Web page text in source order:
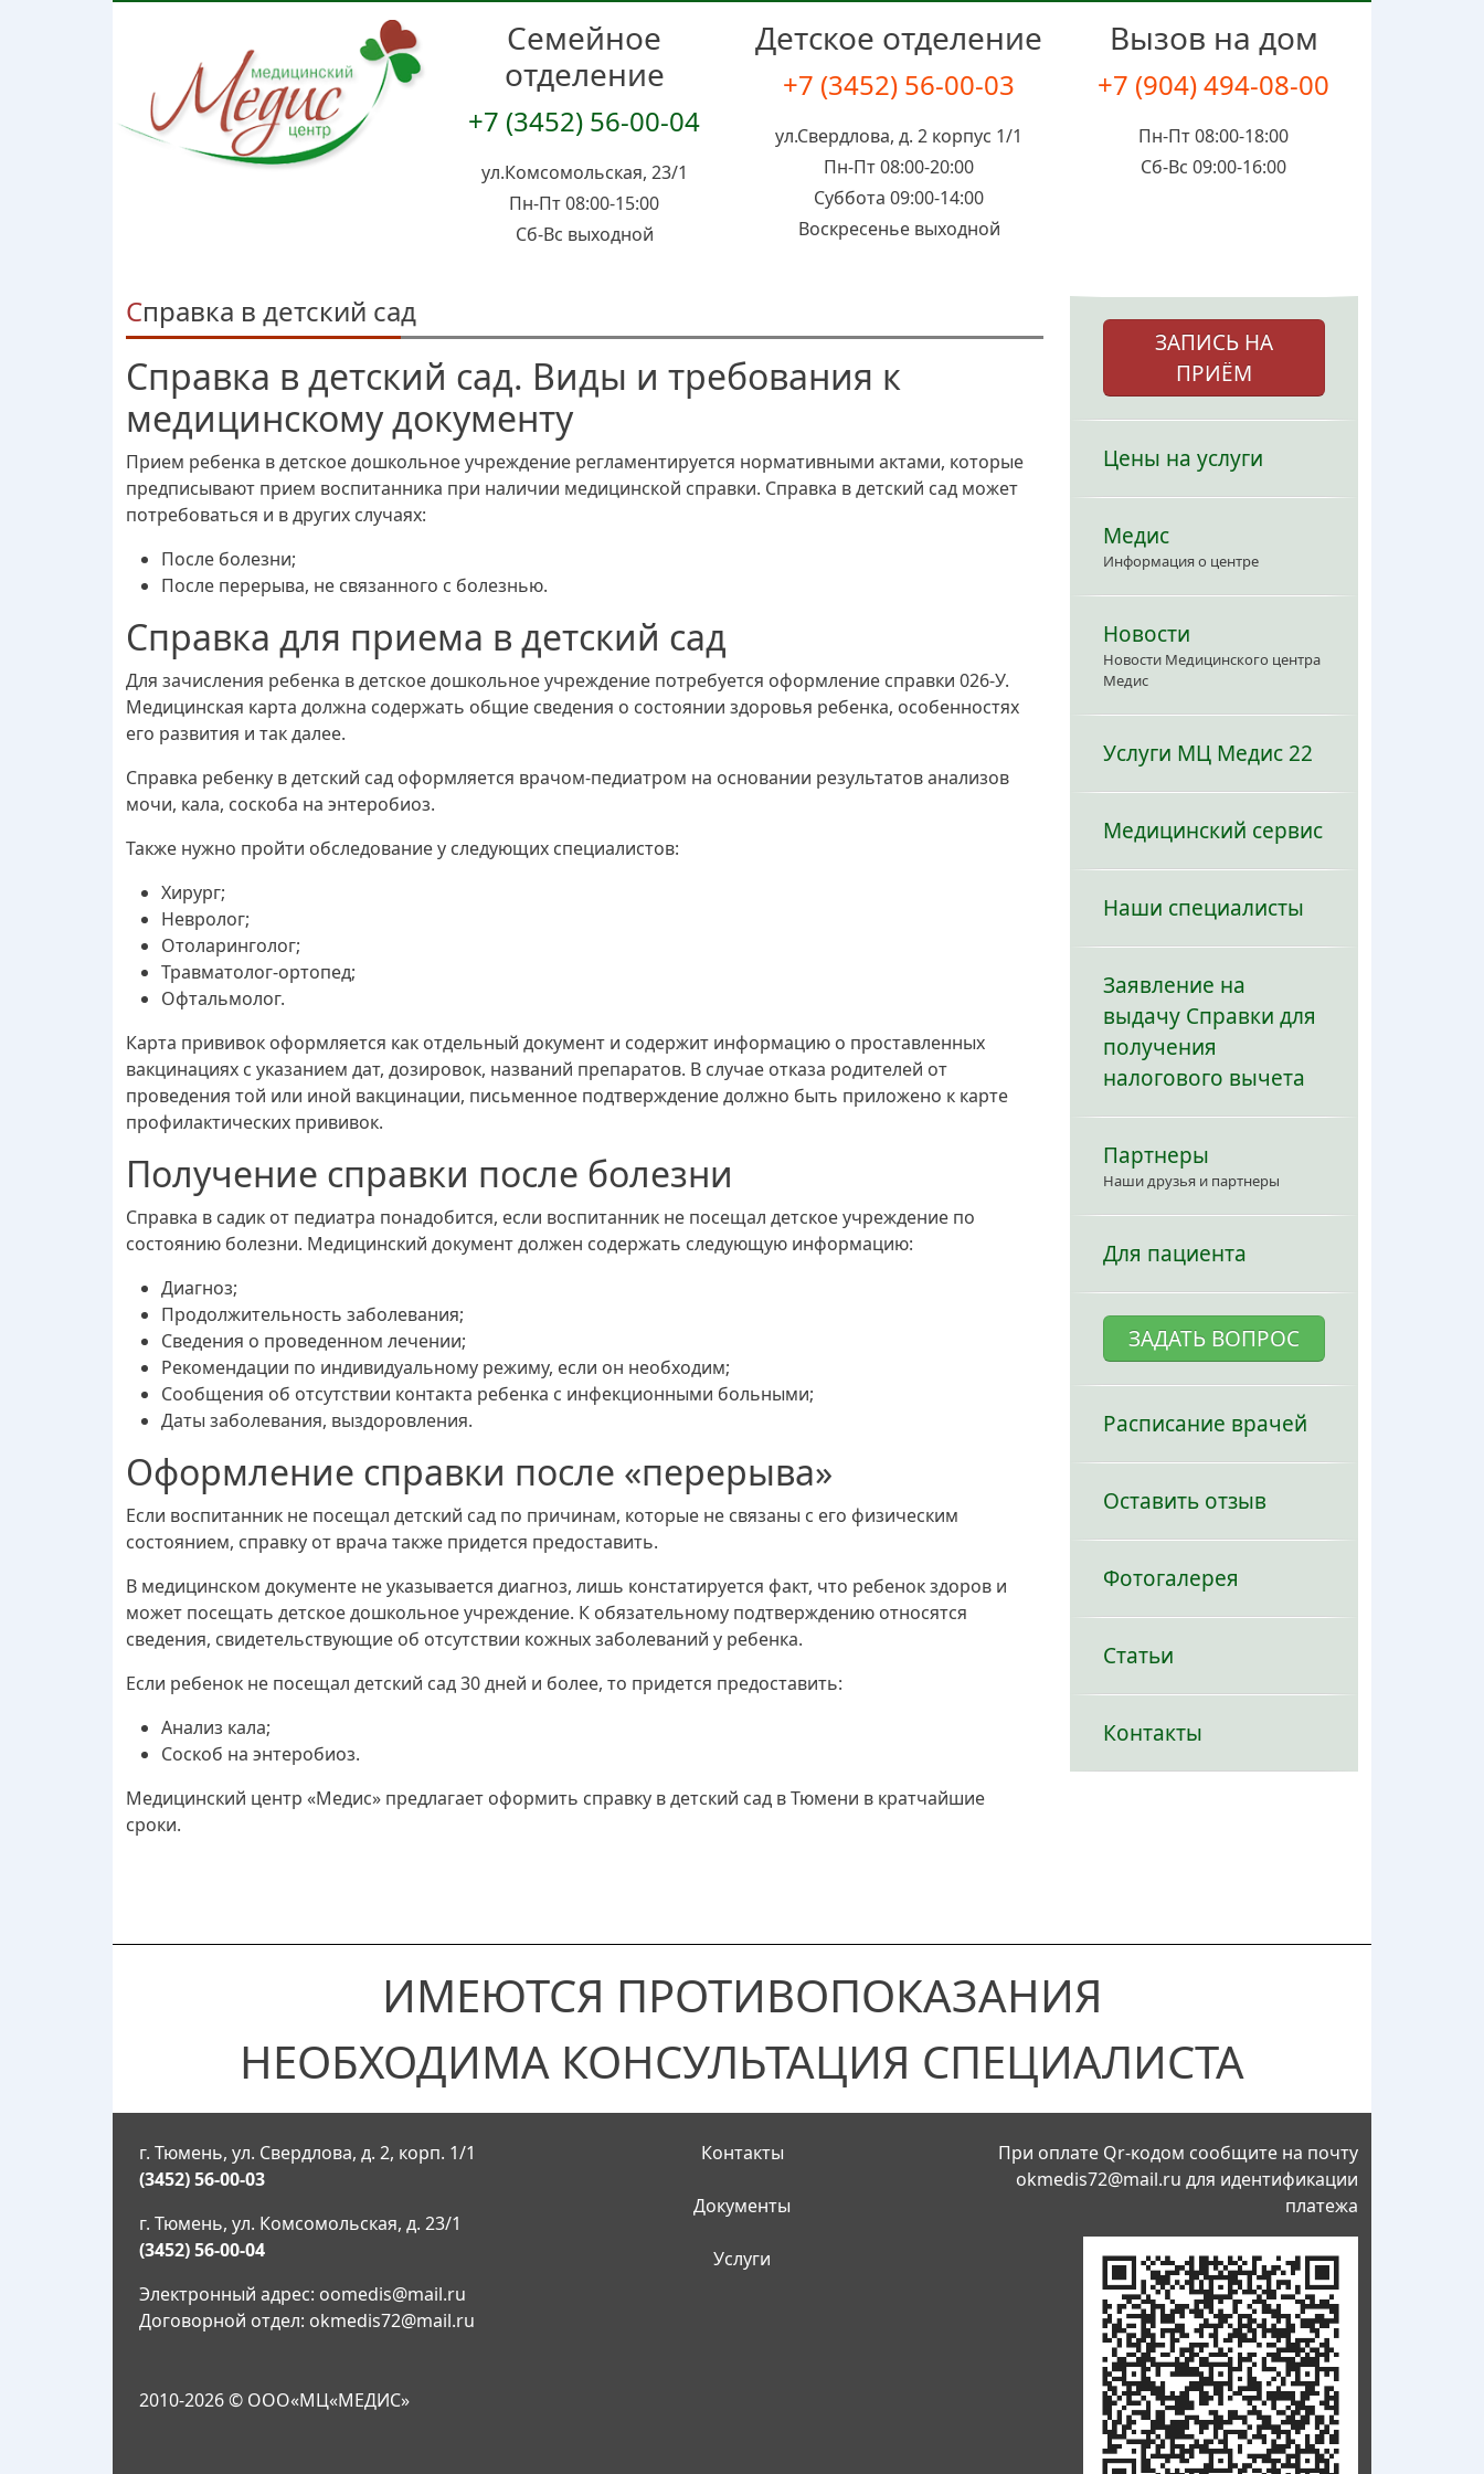
Семейное
отделение
+7 (3452) 56-00-04
ул.Комсомольская, 23/1
Пн-Пт 08:00-15:00
Сб-Вс выходной
Детское отделение
+7 (3452) 56-00-03
ул.Свердлова, д. 2 корпус 1/1
Пн-Пт 08:00-20:00
Суббота 09:00-14:00
Воскресенье выходной
Вызов на дом
+7 (904) 494-08-00
Пн-Пт 08:00-18:00
Сб-Вс 09:00-16:00
Справка в детский сад
Справка в детский сад. Виды и требования к
медицинскому документу
Прием ребенка в детское дошкольное учреждение регламентируется нормативными актами, которые
предписывают прием воспитанника при наличии медицинской справки. Справка в детский сад может
потребоваться и в других случаях:
После болезни;
После перерыва, не связанного с болезнью.
Справка для приема в детский сад
Для зачисления ребенка в детское дошкольное учреждение потребуется оформление справки 026-У.
Медицинская карта должна содержать общие сведения о состоянии здоровья ребенка, особенностях
его развития и так далее.
Справка ребенку в детский сад оформляется врачом-педиатром на основании результатов анализов
мочи, кала, соскоба на энтеробиоз.
Также нужно пройти обследование у следующих специалистов:
Хирург;
Невролог;
Отоларинголог;
Травматолог-ортопед;
Офтальмолог.
Карта прививок оформляется как отдельный документ и содержит информацию о проставленных
вакцинациях с указанием дат, дозировок, названий препаратов. В случае отказа родителей от
проведения той или иной вакцинации, письменное подтверждение должно быть приложено к карте
профилактических прививок.
Получение справки после болезни
Справка в садик от педиатра понадобится, если воспитанник не посещал детское учреждение по
состоянию болезни. Медицинский документ должен содержать следующую информацию:
Диагноз;
Продолжительность заболевания;
Сведения о проведенном лечении;
Рекомендации по индивидуальному режиму, если он необходим;
Сообщения об отсутствии контакта ребенка с инфекционными больными;
Даты заболевания, выздоровления.
Оформление справки после «перерыва»
Если воспитанник не посещал детский сад по причинам, которые не связаны с его физическим
состоянием, справку от врача также придется предоставить.
В медицинском документе не указывается диагноз, лишь констатируется факт, что ребенок здоров и
может посещать детское дошкольное учреждение. К обязательному подтверждению относятся
сведения, свидетельствующие об отсутствии кожных заболеваний у ребенка.
Если ребенок не посещал детский сад 30 дней и более, то придется предоставить:
Анализ кала;
Соскоб на энтеробиоз.
Медицинский центр «Медис» предлагает оформить справку в детский сад в Тюмени в кратчайшие
сроки.
ЗАПИСЬ НА
ПРИЁМ
Цены на услуги
Медис
Информация о центре
Новости
Новости Медицинского центра
Медис
Услуги МЦ Медис 22
Медицинский сервис
Наши специалисты
Заявление на
выдачу Справки для
получения
налогового вычета
Партнеры
Наши друзья и партнеры
Для пациента
ЗАДАТЬ ВОПРОС
Расписание врачей
Оставить отзыв
Фотогалерея
Статьи
Контакты
ИМЕЮТСЯ ПРОТИВОПОКАЗАНИЯ
НЕОБХОДИМА КОНСУЛЬТАЦИЯ СПЕЦИАЛИСТА
г. Тюмень, ул. Свердлова, д. 2, корп. 1/1
(3452) 56-00-03
г. Тюмень, ул. Комсомольская, д. 23/1
(3452) 56-00-04
Электронный адрес: oomedis@mail.ru
Договорной отдел: okmedis72@mail.ru
2010-2026 © ООО«МЦ«МЕДИС»
Контакты
Документы
Услуги
При оплате Qr-кодом сообщите на почту
okmedis72@mail.ru для идентификации
платежа